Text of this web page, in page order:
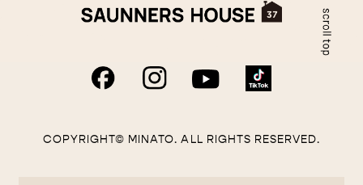
COPYRIGHT© MINATO. ALL RIGHTS RESERVED.